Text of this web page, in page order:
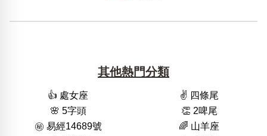
其他熱門分類
👍 處女座
✌️ 四條尾
🌸 5字頭
👏 2啤尾
㊙️ 易經14689號
🌈 山羊座